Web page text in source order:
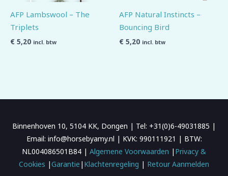
AFP Lambswool – The
Triplets
€ 5,20 incl. btw
AFP Natural Instincts –
Bouncing Bird
€ 5,20 incl. btw
Binnenhoven 10, 5104 KK, Dongen | Tel: +31(0)6-49031885 |
Email: info@horsebyamy.nl | KVK: 990111921 | BTW:
NL004086501B84 | Algemene Voorwaarden | Privacy &
Cookies |Garantie | Klachtenregeling | Retour Aanmelden